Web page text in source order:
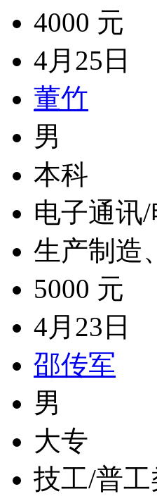
4000 元
4月25日
董竹
男
本科
电子通讯
生产制造
5000 元
4月23日
邵传军
男
大专
技工/普工